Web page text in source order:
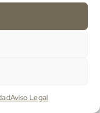
Aviso Legal